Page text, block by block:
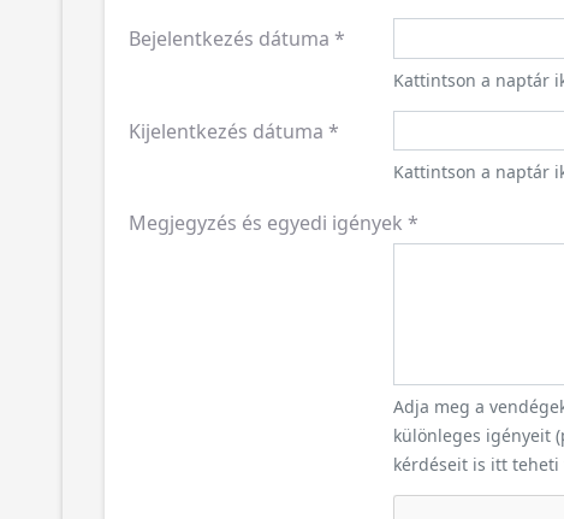
Bejelentkezés dátuma *
Kattintson a naptár
Kijelentkezés dátuma *
Kattintson a naptár
Megjegyzés és egyedi igények *
Adja meg a
különleges igényeit
kérdéseit is itt teheti